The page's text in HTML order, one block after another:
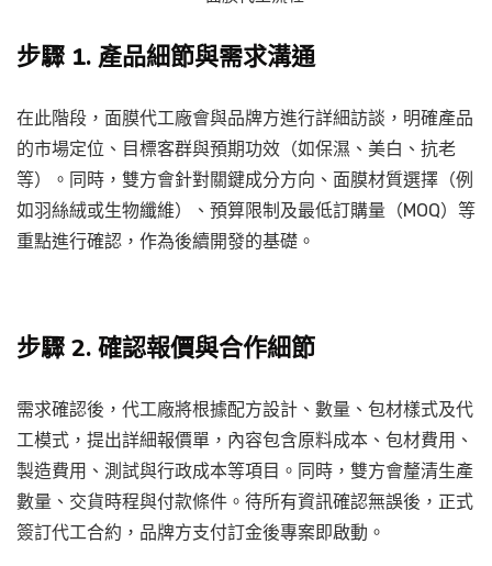
步驟 1. 產品細節與需求溝通
在此階段，面膜代工廠會與品牌方進行詳細訪談，明確產品
的市場定位、目標客群與預期功效（如保濕、美白、抗老
等）。同時，雙方會針對關鍵成分方向、面膜材質選擇（例
如羽絲絨或生物纖維）、預算限制及最低訂購量（MOQ）等
重點進行確認，作為後續開發的基礎。
步驟 2. 確認報價與合作細節
需求確認後，代工廠將根據配方設計、數量、包材樣式及代
工模式，提出詳細報價單，內容包含原料成本、包材費用、
製造費用、測試與行政成本等項目。同時，雙方會釐清生產
數量、交貨時程與付款條件。待所有資訊確認無誤後，正式
簽訂代工合約，品牌方支付訂金後專案即啟動。